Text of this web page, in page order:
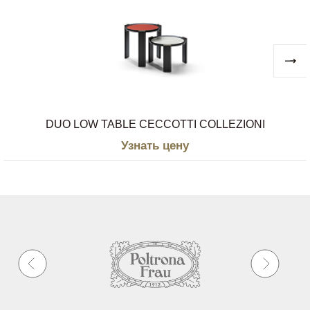
своего стремления или страсти к новым
инновационным дизайнерским решениям,
стилям и языкам общения.
DUO LOW TABLE CECCOTTI COLLEZIONI
Узнать цену